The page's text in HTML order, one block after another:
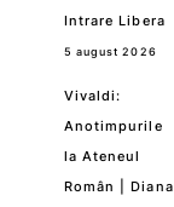
Intrare Libera
5 august 2026
Vivaldi:
Anotimpurile
la Ateneul
Român | Diana